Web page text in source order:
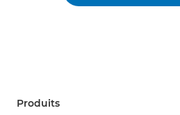
Produits